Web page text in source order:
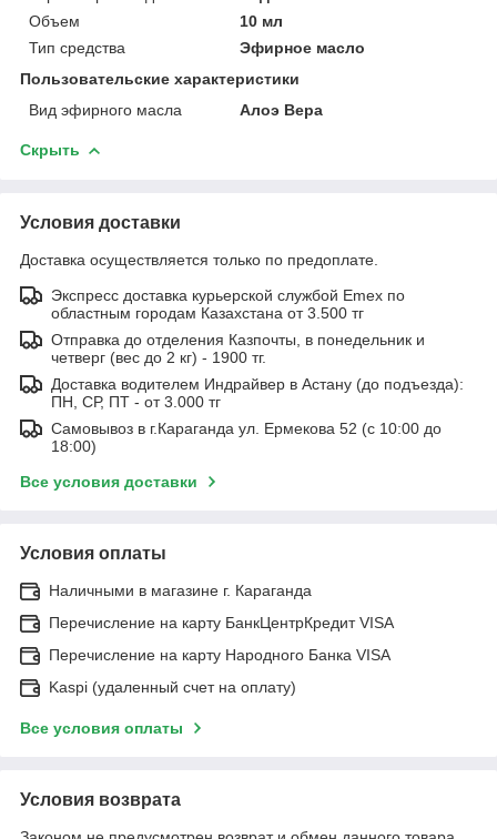
Объем
10 мл
Тип средства
Эфирное масло
Пользовательские характеристики
Вид эфирного масла
Алоэ Вера
Скрыть
Условия доставки
Доставка осуществляется только по предоплате.
Экспресс доставка курьерской службой Emex по
областным городам Казахстана от 3.500 тг
Отправка до отделения Казпочты, в понедельник и
четверг (вес до 2 кг) - 1900 тг.
Доставка водителем Индрайвер в Астану (до подъезда):
ПН, СР, ПТ - от 3.000 тг
Самовывоз в г.Караганда ул. Ермекова 52 (с 10:00 до
18:00)
Все условия доставки
Условия оплаты
Наличными в магазине г. Караганда
Перечисление на карту БанкЦентрКредит VISA
Перечисление на карту Народного Банка VISA
Kaspi (удаленный счет на оплату)
Все условия оплаты
Условия возврата